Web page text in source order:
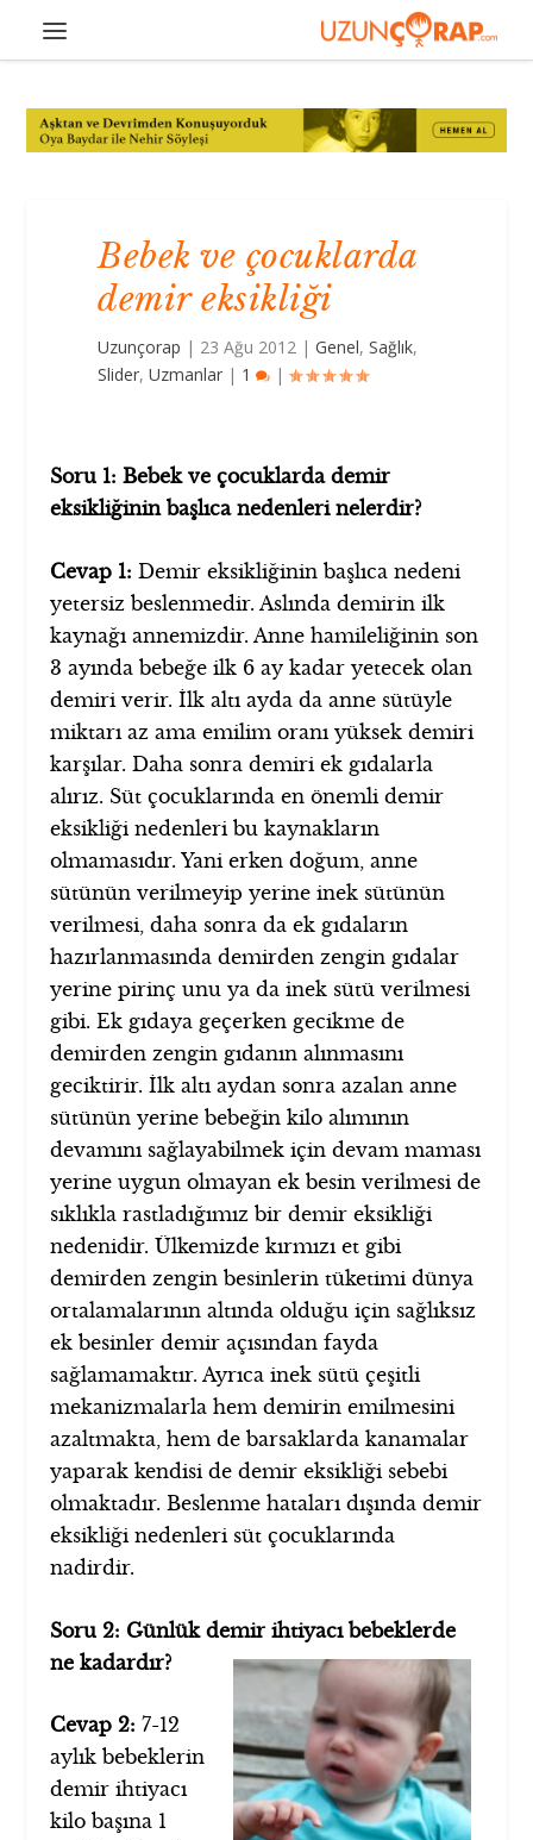
Bebek ve çocuklarda
demir eksikliği
Uzunçorap | 23 Ağu 2012 |Genel,Sağlık,
Slider,Uzmanlar | 1 |
Soru 1: Bebek ve çocuklarda demir
eksikliğinin başlıca nedenleri nelerdir?
Cevap 1:Demir eksikliğinin başlıca nedeni
yetersiz beslenmedir. Aslında demirin ilk
kaynağı annemizdir. Anne hamileliğinin son
3 ayında bebeğe ilk 6 ay kadar yetecek olan
demiri verir. İlk altı ayda da anne sütüyle
miktarı az ama emilim oranı yüksek demiri
karşılar.Daha sonra demiri ek gıdalarla
alırız. Süt çocuklarında en önemli demir
eksikliği nedenleri bu kaynakların
olmamasıdır. Yani erken doğum, anne
sütünün verilmeyip yerine inek sütünün
verilmesi, daha sonra da ek gıdaların
hazırlanmasında demirden zengin gıdalar
yerine pirinç unu ya da inek sütü verilmesi
gibi. Ek gıdaya geçerken gecikme de
demirden zengin gıdanın alınmasını
geciktirir. İlk altı aydan sonra azalan anne
sütünün yerine bebeğin kilo alımının
devamını sağlayabilmek için devam maması
yerine uygun olmayan ek besin verilmesi de
sıklıkla rastladığımız bir demir eksikliği
nedenidir. Ülkemizde kırmızı et gibi
demirden zengin besinlerin tüketimi dünya
ortalamalarının altında olduğu için sağlıksız
ek besinler demir açısından fayda
sağlamamaktır. Ayrıca inek sütü çeşitli
mekanizmalarla hem demirin emilmesini
azaltmakta, hem de barsaklarda kanamalar
yaparak kendisi de demir eksikliği sebebi
olmaktadır. Beslenme hataları dışında demir
eksikliği nedenleri süt çocuklarında
nadirdir.
Soru 2: Günlük demir ihtiyacı bebeklerde
ne kadardır?
Cevap 2:7-12
aylık bebeklerin
demir ihtiyacı
kilo başına 1